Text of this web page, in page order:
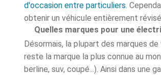
d'occasion entre particuliers.
obtenir un véhicule entièrement
Quelles marques pour une
Désormais, la plupart des marques
reste la marque la plus connue au
berline, suv, coupé...). Ainsi dans